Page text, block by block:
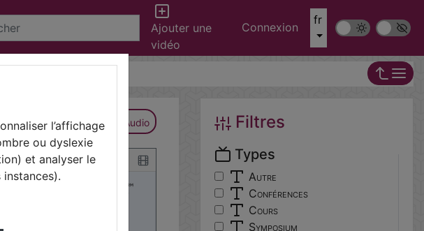
Ajouter une
vidéo
Connexion
fr
Mode sombre
Police
Audio
Video
vues
00:24:41
Filtres
Types
Autre
Conférences
Cours
Symposium
l’affichage
ou dyslexie
et analyser le